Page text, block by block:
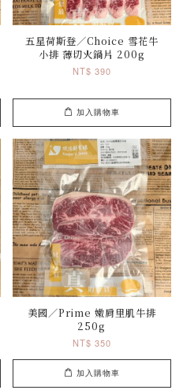
五星荷斯登／Choice 雪花牛
小排 薄切火鍋片 200g
NT$ 390
加入購物車
美國／Prime 嫩肩里肌牛排
250g
NT$ 350
加入購物車